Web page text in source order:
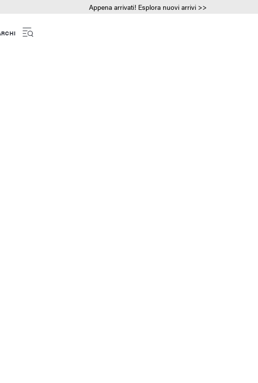
Appena arrivati! Esplora nuovi arrivi >>